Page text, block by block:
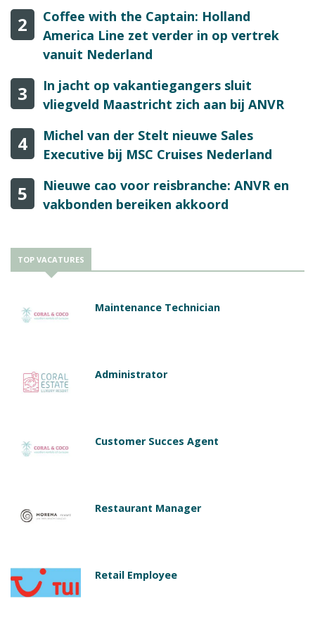
2
Coffee with the Captain: Holland
America Line zet verder in op vertrek
vanuit Nederland
3
In jacht op vakantiegangers sluit
vliegveld Maastricht zich aan bij ANVR
4
Michel van der Stelt nieuwe Sales
Executive bij MSC Cruises Nederland
5
Nieuwe cao voor reisbranche: ANVR en
vakbonden bereiken akkoord
TOP VACATURES
Maintenance Technician
Administrator
Customer Succes Agent
Restaurant Manager
Retail Employee